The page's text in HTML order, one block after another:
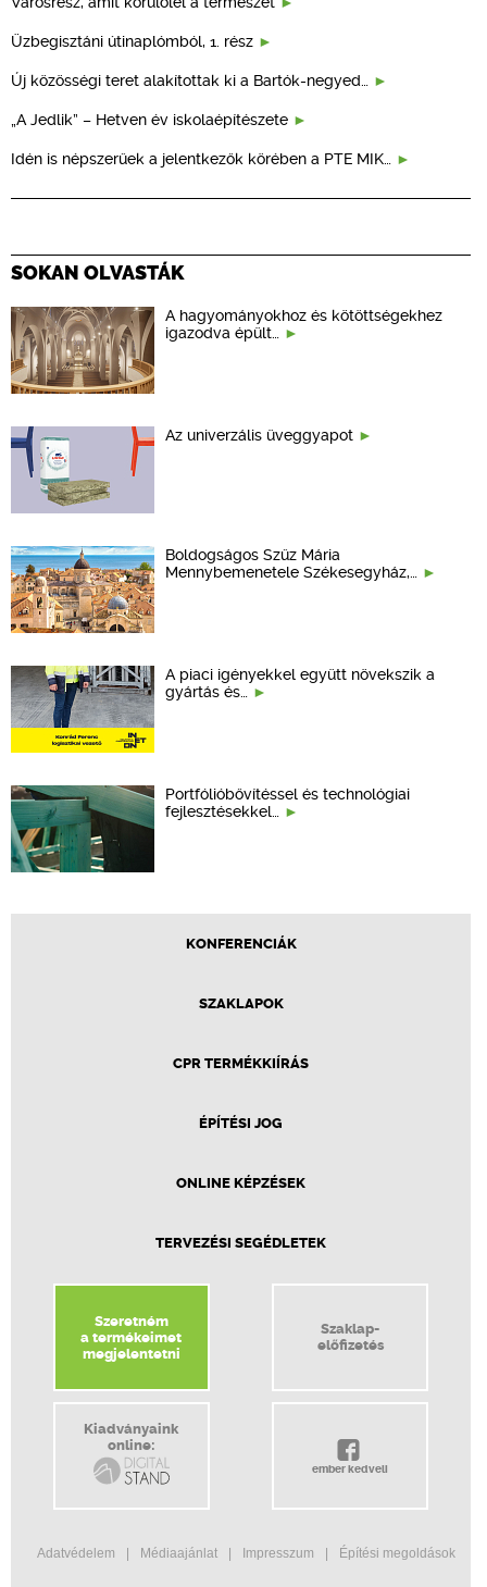
Üzbegisztáni útinaplómból, 1. rész
Új közösségi teret alakítottak ki a Bartók-negyed…
„A Jedlik” – Hetven év iskolaépítészete
Idén is népszerűek a jelentkezők körében a PTE MIK…
SOKAN OLVASTÁK
A hagyományokhoz és kötöttségekhez
igazodva épült…
Az univerzális üveggyapot
Boldogságos Szűz Mária
Mennybemenetele Székesegyház,…
A piaci igényekkel együtt növekszik a
gyártás és…
Portfólióbővítéssel és technológiai
fejlesztésekkel…
KONFERENCIÁK
SZAKLAPOK
CPR TERMÉKKIÍRÁS
ÉPÍTÉSI JOG
ONLINE KÉPZÉSEK
TERVEZÉSI SEGÉDLETEK
Szeretném
a termékeimet
megjelentetni
Szaklap-
előfizetés
Kiadványaink
online:
ember kedveli
Adatvédelem Médiaajánlat Impresszum Építési megoldások